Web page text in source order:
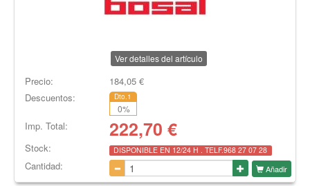
Ver detalles del artículo
Precio: 184,05€
Descuentos:
Dto.1
0%
Imp. Total: 222,70 €
Stock: DISPONIBLE EN 12/24 H . TELF.968 27 07 28
Cantidad: Añadir